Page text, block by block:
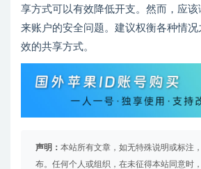
享方式可以有效降低开支。然而，应
来账户的安全问题。建议权衡各种情
效的共享方式。
声明： 本站所有文章，如无特殊说明或标注
布。任何个人或组织，在未征得本站同意时